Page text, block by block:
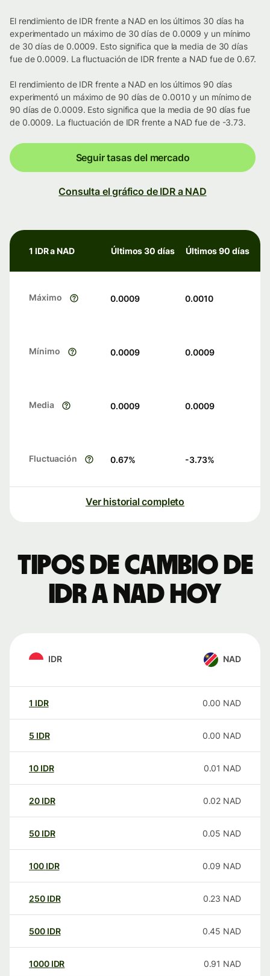
El rendimiento de IDR frente a NAD en los últimos 30 días ha
experimentado un máximo de 30 días de 0.0009 y un mínimo
de 30 días de 0.0009. Esto significa que la media de 30 días
fue de 0.0009. La fluctuación de IDR frente a NAD fue de 0.67.
El rendimiento de IDR frente a NAD en los últimos 90 días
experimentó un máximo de 90 días de 0.0010 y un mínimo de
90 días de 0.0009. Esto significa que la media de 90 días fue
de 0.0009. La fluctuación de IDR frente a NAD fue de -3.73.
Seguir tasas del mercado
Consulta el gráfico de IDR a NAD
1 IDR a NAD Últimos 30 días Últimos 90 días
Máximo 0.0009 0.0010
Mínimo 0.0009 0.0009
Media 0.0009 0.0009
Fluctuación 0.67% -3.73%
Ver historial completo
Tipos de cambio de
IDR a NAD hoy
IDR NAD
1 IDR 0.00 NAD
5 IDR 0.00 NAD
10 IDR 0.01 NAD
20 IDR 0.02 NAD
50 IDR 0.05 NAD
100 IDR 0.09 NAD
250 IDR 0.23 NAD
500 IDR 0.45 NAD
1000 IDR 0.91 NAD